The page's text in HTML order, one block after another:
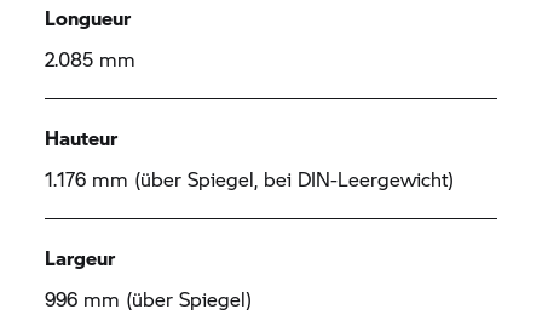
Longueur
2.085 mm
Hauteur
1.176 mm (über Spiegel, bei DIN-Leergewicht)
Largeur
996 mm (über Spiegel)